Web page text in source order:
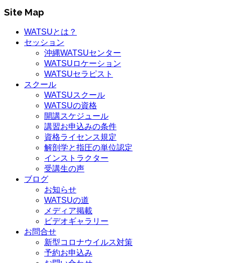
Site Map
WATSUとは？
セッション
沖縄WATSUセンター
WATSUロケーション
WATSUセラピスト
スクール
WATSUスクール
WATSUの資格
開講スケジュール
講習お申込みの条件
資格ライセンス規定
解剖学と指圧の単位認定
インストラクター
受講生の声
ブログ
お知らせ
WATSUの道
メディア掲載
ビデオギャラリー
お問合せ
新型コロナウイルス対策
予約お申込み